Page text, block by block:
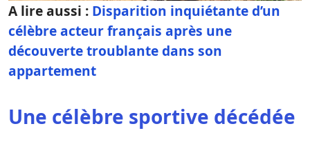
A lire aussi : Disparition inquiétante d’un
célèbre acteur français après une
découverte troublante dans son
appartement
Une célèbre sportive décédée